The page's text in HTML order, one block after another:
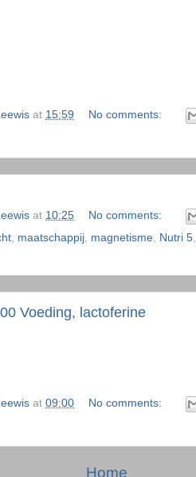
at 15:59
No comments:
at 10:25
No comments:
, maatschappij, magnetisme, Nutri 5,
Voeding, lactoferine
at 09:00
No comments:
Home